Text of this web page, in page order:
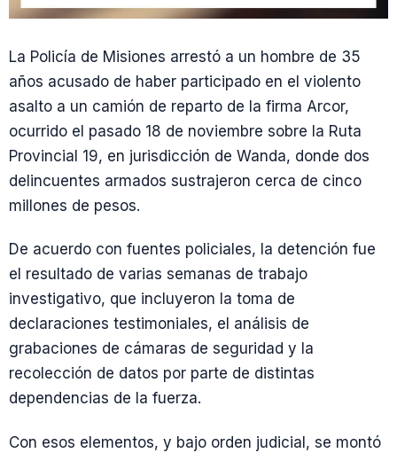
La Policía de Misiones arrestó a un hombre de 35
años acusado de haber participado en el violento
asalto a un camión de reparto de la firma Arcor,
ocurrido el pasado 18 de noviembre sobre la Ruta
Provincial 19, en jurisdicción de Wanda, donde dos
delincuentes armados sustrajeron cerca de cinco
millones de pesos.
De acuerdo con fuentes policiales, la detención fue
el resultado de varias semanas de trabajo
investigativo, que incluyeron la toma de
declaraciones testimoniales, el análisis de
grabaciones de cámaras de seguridad y la
recolección de datos por parte de distintas
dependencias de la fuerza.
Con esos elementos, y bajo orden judicial, se montó